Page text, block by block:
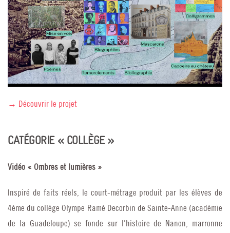
→ Découvrir le projet
CATÉGORIE « COLLÈGE »
Vidéo « Ombres et lumières »
Inspiré de faits réels, le court-métrage produit par les élèves de
4ème du collège Olympe Ramé Decorbin de Sainte-Anne (académie
de la Guadeloupe) se fonde sur l'histoire de Nanon, marronne